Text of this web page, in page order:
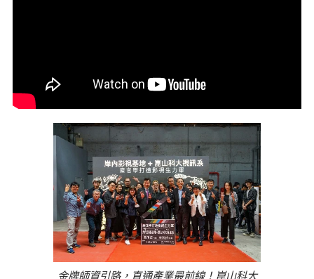
金牌師資引路，直通產業最前線！崑山科大